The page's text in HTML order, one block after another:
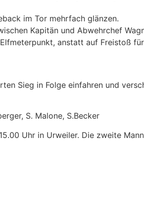
im Tor mehrfach glänzen.
Kapitän und Abwehrchef
anstatt auf Freistoß
Sieg in Folge einfahren und
S. Malone, S.Becker
Uhr in Urweiler. Die zweite